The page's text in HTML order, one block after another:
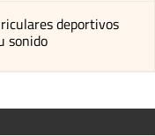
deportivos
sonido